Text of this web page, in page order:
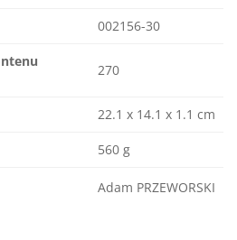
002156-30
270
22.1 x 14.1 x 1.1 cm
560 g
Adam PRZEWORSKI